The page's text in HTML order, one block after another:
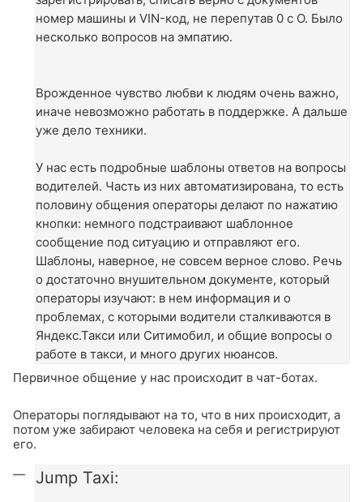
номер машины и VIN-код, не перепутав 0 с О. Было
несколько вопросов на эмпатию.
Врожденное чувство любви к людям очень важно,
иначе невозможно работать в поддержке. А дальше
уже дело техники.
У нас есть подробные шаблоны ответов на вопросы
водителей. Часть из них автоматизирована, то есть
половину общения операторы делают по нажатию
кнопки: немного подстраивают шаблонное
сообщение под ситуацию и отправляют его.
Шаблоны, наверное, не совсем верное слово. Речь
о достаточно внушительном документе, который
операторы изучают: в нем информация и о
проблемах, с которыми водители сталкиваются в
Яндекс.Такси или Ситимобил, и общие вопросы о
работе в такси, и много других нюансов.
Первичное общение у нас происходит в чат-ботах.
Операторы поглядывают на то, что в них происходит, а
потом уже забирают человека на себя и регистрируют
его.
Jump Taxi: